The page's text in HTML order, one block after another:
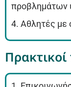
προβλημάτων
4. Αθλητές με